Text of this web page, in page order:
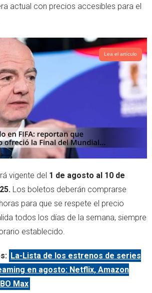
actual con precios accesibles para el
Lea el artículo
vigente del 1 de agosto al 10 de
Los boletos deberán comprarse
para que se respete el precio
todos los días de la semana, siempre
establecido.
La-Lista de los estrenos de series
en agosto: Netflix, Amazon
Max